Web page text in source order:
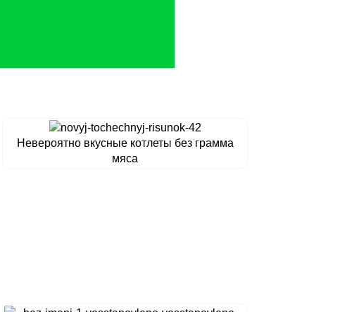
Невероятно вкусные котлеты без грамма
мяса